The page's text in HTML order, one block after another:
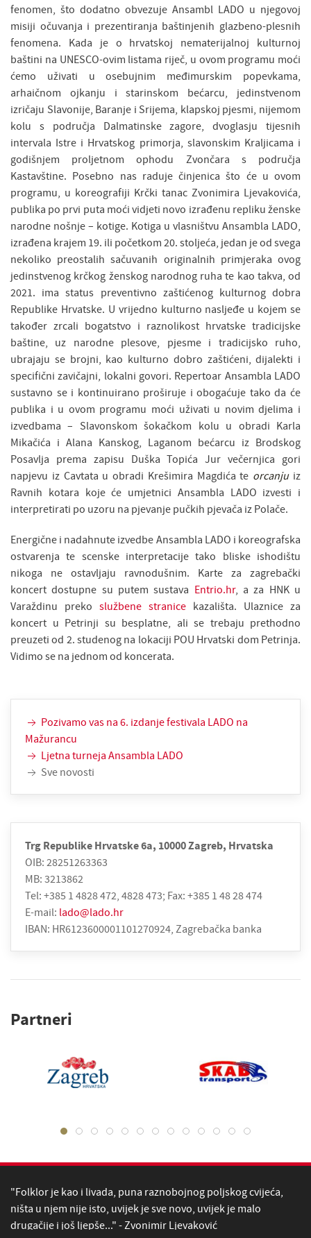
fenomen, što dodatno obvezuje Ansambl LADO u njegovoj
misiji očuvanja i prezentiranja baštinjenih glazbeno-plesnih
fenomena. Kada je o hrvatskoj nematerijalnoj kulturnoj
baštini na UNESCO-ovim listama riječ, u ovom programu moći
ćemo uživati u osebujnim međimurskim popevkama,
arhaičnom ojkanju i starinskom bećarcu, jedinstvenom
izričaju Slavonije, Baranje i Srijema, klapskoj pjesmi, nijemom
kolu s područja Dalmatinske zagore, dvoglasju tijesnih
intervala Istre i Hrvatskog primorja, slavonskim Kraljicama i
godišnjem proljetnom ophodu Zvončara s područja
Kastavštine. Posebno nas raduje činjenica što će u ovom
programu, u koreografiji Krčki tanac Zvonimira Ljevakovića,
publika po prvi puta moći vidjeti novo izrađenu repliku ženske
narodne nošnje – kotige. Kotiga u vlasništvu Ansambla LADO,
izrađena krajem 19. ili početkom 20. stoljeća, jedan je od svega
nekoliko preostalih sačuvanih originalnih primjeraka ovog
jedinstvenog krčkog ženskog narodnog ruha te kao takva, od
2021. ima status preventivno zaštićenog kulturnog dobra
Republike Hrvatske. U vrijedno kulturno nasljeđe u kojem se
također zrcali bogatstvo i raznolikost hrvatske tradicijske
baštine, uz narodne plesove, pjesme i tradicijsko ruho,
ubrajaju se brojni, kao kulturno dobro zaštićeni, dijalekti i
specifični zavičajni, lokalni govori. Repertoar Ansambla LADO
sustavno se i kontinuirano proširuje i obogaćuje tako da će
publika i u ovom programu moći uživati u novim djelima i
izvedbama – Slavonskom šokačkom kolu u obradi Karla
Mikačića i Alana Kanskog, Laganom bećarcu iz Brodskog
Posavlja prema zapisu Duška Topića Jur večernjica gori
napjevu iz Cavtata u obradi Krešimira Magdića te orcanjuiz
Ravnih kotara koje će umjetnici Ansambla LADO izvesti i
interpretirati po uzoru na pjevanje pučkih pjevača iz Polače.
Energične i nadahnute izvedbe Ansambla LADO i koreografska
ostvarenja te scenske interpretacije tako bliske ishodištu
nikoga ne ostavljaju ravnodušnim. Karte za zagrebački
koncert dostupne su putem sustava Entrio.hr, a za HNK u
Varaždinu preko službene stranice kazališta. Ulaznice za
koncert u Petrinji su besplatne, ali se trebaju prethodno
preuzeti od 2. studenog na lokaciji POU Hrvatski dom Petrinja.
Vidimo se na jednom od koncerata.
Pozivamo vas na 6. izdanje festivala LADO na
Mažurancu
Ljetna turneja Ansambla LADO
Sve novosti
Trg Republike Hrvatske 6a, 10000 Zagreb, Hrvatska
OIB: 28251263363
MB: 3213862
Tel: +385 1 4828 472, 4828 473; Fax: +385 1 48 28 474
E-mail: lado@lado.hr
IBAN: HR6123600001101270924, Zagrebačka banka
Partneri
"Folklor je kao i livada, puna raznobojnog poljskog cvijeća,
ništa u njem nije isto, uvijek je sve novo, uvijek je malo
drugačije i još ljepše..." - Zvonimir Ljevaković